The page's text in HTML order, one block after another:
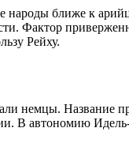
ближе к
Фактор
Рейху.
немцы. Название
В автономию